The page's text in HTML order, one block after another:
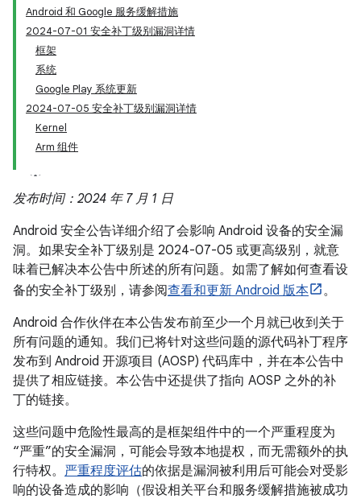
Android 和 Google 服务缓解措施
2024-07-01 安全补丁级别漏洞详情
框架
系统
Google Play 系统更新
2024-07-05 安全补丁级别漏洞详情
Kernel
Arm 组件
发布时间：2024 年 7 月 1 日
Android 安全公告详细介绍了会影响 Android 设备的安全漏
洞。如果安全补丁级别是 2024-07-05 或更高级别，就意
味着已解决本公告中所述的所有问题。如需了解如何查看设
备的安全补丁级别，请参阅查看和更新 Android 版本
。
Android 合作伙伴在本公告发布前至少一个月就已收到关于
所有问题的通知。我们已将针对这些问题的源代码补丁程序
发布到 Android 开源项目 (AOSP) 代码库中，并在本公告中
提供了相应链接。本公告中还提供了指向 AOSP 之外的补
丁的链接。
这些问题中危险性最高的是框架组件中的一个严重程度为
“严重”的安全漏洞，可能会导致本地提权，而无需额外的执
行特权。 严重程度评估的依据是漏洞被利用后可能会对受影
响的设备造成的影响（假设相关平台和服务缓解措施被成功